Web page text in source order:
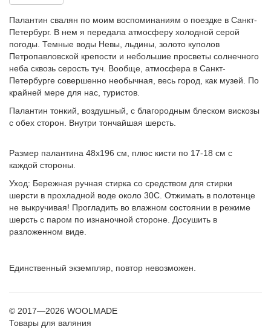
Палантин свалян по моим воспоминаниям о поездке в Санкт-
Петербург. В нем я передала атмосферу холодной серой
погоды. Темные воды Невы, льдины, золото куполов
Петропавловской крепости и небольшие просветы солнечного
неба сквозь серость туч. Вообще, атмосфера в Санкт-
Петербурге совершенно необычная, весь город, как музей. По
крайней мере для нас, туристов.
Палантин тонкий, воздушный, с благородным блеском вискозы
с обех сторон. Внутри тончайшая шерсть.
Размер палантина 48х196 см, плюс кисти по 17-18 см с
каждой стороны.
Уход: Бережная ручная стирка со средством для стирки
шерсти в прохладной воде около 30С. Отжимать в полотенце
не выкручивая! Прогладить во влажном состоянии в режиме
шерсть с паром по изнаночной стороне. Досушить в
разложенном виде.
Единственный экземпляр, повтор невозможен.
© 2017—2026 WOOLMADE
Товары для валяния